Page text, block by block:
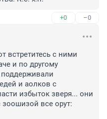
+0 –0
встретитесь с ними
и по другому
поддерживали
и аолков с
избыток зверя... они
зоошизой все орут: